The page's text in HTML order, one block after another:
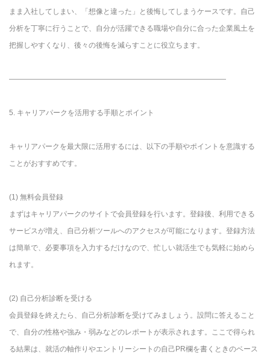
まま入社してしまい、「想像と違った」と後悔してしまうケースです。自己
分析を丁寧に行うことで、自分が活躍できる職場や自分に合った企業風土を
把握しやすくなり、後々の後悔を減らすことに役立ちます。
――――――――――――――――――――――――――――――
5. キャリアパークを活用する手順とポイント
キャリアパークを最大限に活用するには、以下の手順やポイントを意識する
ことがおすすめです。
(1) 無料会員登録
まずはキャリアパークのサイトで会員登録を行います。登録後、利用できる
サービスが増え、自己分析ツールへのアクセスが可能になります。登録方法
は簡単で、必要事項を入力するだけなので、忙しい就活生でも気軽に始めら
れます。
(2) 自己分析診断を受ける
会員登録を終えたら、自己分析診断を受けてみましょう。設問に答えること
で、自分の性格や強み・弱みなどのレポートが表示されます。ここで得られ
る結果は、就活の軸作りやエントリーシートの自己PR欄を書くときのベース